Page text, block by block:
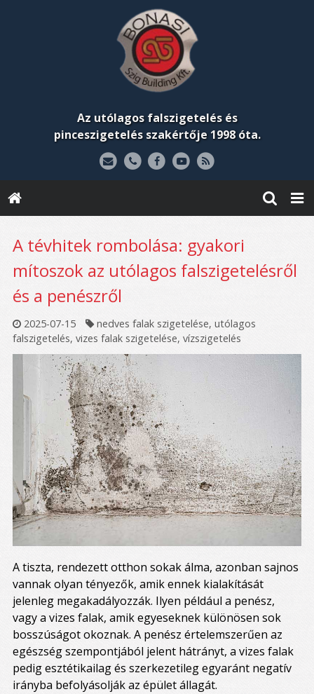
Az utólagos falszigetelés és
pinceszigetelés szakértője 1998 óta.
A tévhitek rombolása: gyakori
mítoszok az utólagos falszigetelésről
és a penészről
2025-07-15 nedves falak szigetelése,utólagos
falszigetelés, vizes falak szigetelése, vízszigetelés
A tiszta, rendezett otthon sokak álma, azonban sajnos
vannak olyan tényezők, amik ennek kialakítását
jelenleg megakadályozzák. Ilyen például a penész,
vagy a vizes falak, amik egyeseknek különösen sok
bosszúságot okoznak. A penész értelemszerűen az
egészség szempontjából jelent hátrányt, a vizes falak
pedig esztétikailag és szerkezetileg egyaránt negatív
irányba befolyásolják az épület állagát.